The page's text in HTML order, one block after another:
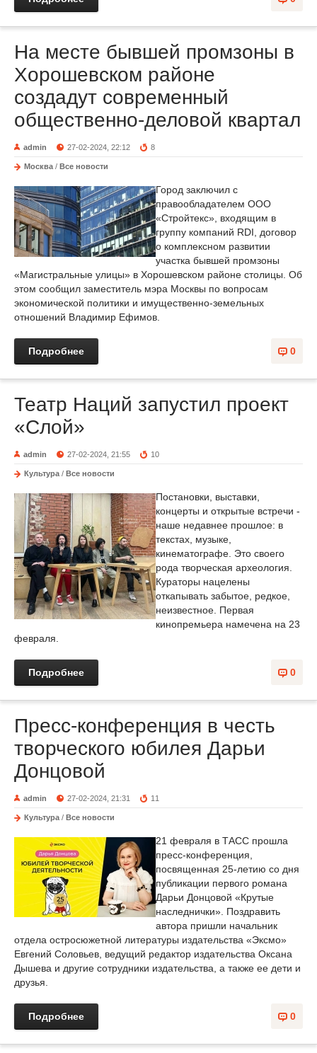
На месте бывшей промзоны в
Хорошевском районе
создадут современный
общественно-деловой квартал
admin 27-02-2024, 22:12 8
Москва / Все новости
Город заключил с
правообладателем ООО
«Стройтекс», входящим в
группу компаний RDI, договор
о комплексном развитии
участка бывшей промзоны
«Магистральные улицы» в Хорошевском районе столицы. Об
этом сообщил заместитель мэра Москвы по вопросам
экономической политики и имущественно-земельных
отношений Владимир Ефимов.
0
Подробнее
Театр Наций запустил проект
«Слой»
admin 27-02-2024, 21:55 10
Культура / Все новости
Постановки, выставки,
концерты и открытые встречи -
наше недавнее прошлое: в
текстах, музыке,
кинематографе. Это своего
рода творческая археология.
Кураторы нацелены
откапывать забытое, редкое,
неизвестное. Первая
кинопремьера намечена на 23
февраля.
0
Подробнее
Пресс-конференция в честь
творческого юбилея Дарьи
Донцовой
admin 27-02-2024, 21:31 11
Культура / Все новости
21 февраля в ТАСС прошла
пресс-конференция,
посвященная 25-летию со дня
публикации первого романа
Дарьи Донцовой «Крутые
наследнички». Поздравить
автора пришли начальник
отдела остросюжетной литературы издательства «Эксмо»
Евгений Соловьев, ведущий редактор издательства Оксана
Дышева и другие сотрудники издательства, а также ее дети и
друзья.
0
Подробнее